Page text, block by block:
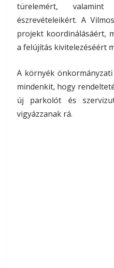
türelemért,
észrevételeikért. A
projekt koordinálásáért,
a felújítás kivitelezéséért
A környék
mindenkit, hogy
új parkolót és
vigyázzanak rá.